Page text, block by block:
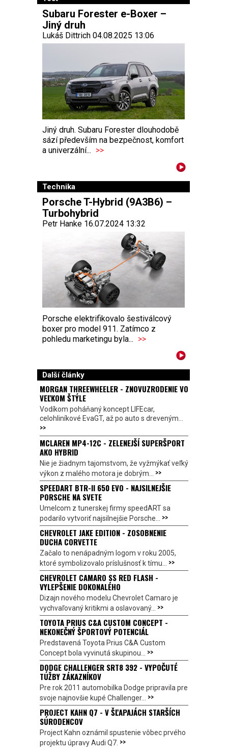
Subaru Forester e-Boxer –
Jiný druh
Lukáš Dittrich 04.08.2025 13:06
Jiný druh. Subaru Forester dlouhodobě
sází především na bezpečnost, komfort
a univerzální... >>
Technika
Porsche T-Hybrid (9A3B6) –
Turbohybrid
Petr Hanke 16.07.2024 13:32
Porsche elektrifikovalo šestiválcový
boxer pro model 911. Zatímco z
pohledu marketingu byla... >>
Další články
MORGAN THREEWHEELER - ZNOVUZRODENIE VO
VEĽKOM ŠTÝLE
Vodíkom poháňaný koncept LIFEcar,
celohliníkové EvaGT, až po auto s dreveným...
>>
MCLAREN MP4-12C - ZELENEJŠÍ SUPERŠPORT
AKO HYBRID
Nie je žiadnym tajomstvom, že vyžmýkať veľký
výkon z malého motora je dobrým... >>
SPEEDART BTR-II 650 EVO - NAJSILNEJŠIE
PORSCHE NA SVETE
Umelcom z tunerskej firmy speedART sa
podarilo vytvoriť najsilnejšie Porsche... >>
CHEVROLET JAKE EDITION - ZOSOBNENIE
DUCHA CORVETTE
Začalo to nenápadným logom v roku 2005,
ktoré symbolizovalo príslušnosť k tímu... >>
CHEVROLET CAMARO SS RED FLASH -
VYLEPŠENIE DOKONALÉHO
Dizajn nového modelu Chevrolet Camaro je
vychvaľovaný kritikmi a oslavovaný... >>
TOYOTA PRIUS C&A CUSTOM CONCEPT -
NEKONEČNÝ ŠPORTOVÝ POTENCIÁL
Predstavená Toyota Prius C&A Custom
Concept bola vyvinutá skupinou... >>
DODGE CHALLENGER SRT8 392 - VYPOČUTÉ
TÚŽBY ZÁKAZNÍKOV
Pre rok 2011 automobilka Dodge pripravila pre
svoje najnovšie kupé Challenger... >>
PROJECT KAHN Q7 - V ŠĽAPAJÁCH STARŠÍCH
SÚRODENCOV
Project Kahn oznámil spustenie vôbec prvého
projektu úpravy Audi Q7. >>